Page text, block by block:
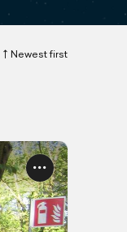
Newest first